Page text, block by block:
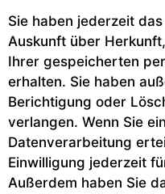
Sie haben jederzeit
Auskunft über
Ihrer gespeicherten
erhalten. Sie haben
Berichtigung oder
verlangen. Wenn Sie
Datenverarbeitung
Einwilligung jederzeit
Außerdem haben Sie